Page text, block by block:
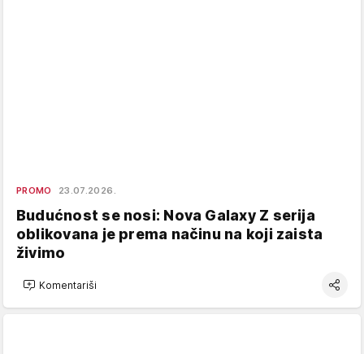
PROMO 23.07.2026.
Budućnost se nosi: Nova Galaxy Z serija
oblikovana je prema načinu na koji zaista
živimo
Komentariši